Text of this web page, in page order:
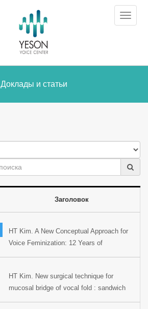
Toggle
Доклады и статьи
Заголовок
HT Kim. A New Conceptual Approach for
Voice Feminization: 12 Years of
HT Kim. New surgical technique for
mucosal bridge of vocal fold : sandwich